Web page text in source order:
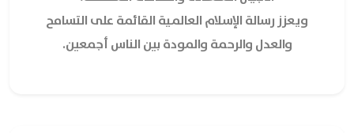
ويعزز رسالة الإسلام العالمية القائمة على التسامح
والعدل والرحمة والمودة بين الناس أجمعين.